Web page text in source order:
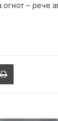
– рече
Е-маил Испринтај